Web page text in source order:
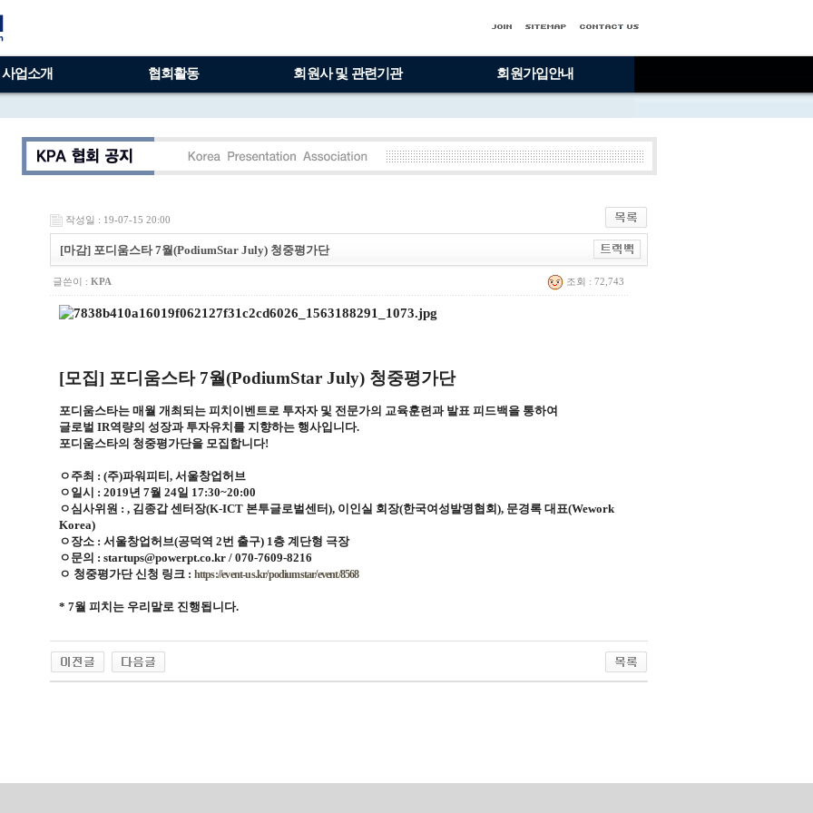
사업소개 협회활동 회원사 및 관련기관 회원가입안내
작성일 : 19-07-15 20:00
[마감] 포디움스타 7월(PodiumStar July) 청중평가단
글쓴이 : KPA 조회 : 72,743
[모집] 포디움스타 7월(PodiumStar July) 청중평가단
포디움스타는 매월 개최되는 피치이벤트로 투자자 및 전문가의 교육훈련과 발표 피드백을 통하여
글로벌 IR역량의 성장과 투자유치를 지향하는 행사입니다.
포디움스타의 청중평가단을 모집합니다!
ㅇ주최 : (주)파워피티, 서울창업허브
ㅇ일시 : 2019년 7월 24일 17:30~20:00
ㅇ심사위원 : , 김종갑 센터장(K-ICT 본투글로벌센터), 이인실 회장(한국여성발명협회), 문경록 대표(Wework
Korea)
ㅇ장소 : 서울창업허브(공덕역 2번 출구) 1층 계단형 극장
ㅇ문의 : startups@powerpt.co.kr / 070-7609-8216
ㅇ 청중평가단 신청 링크 : https://event-us.kr/podiumstar/event/8568
* 7월 피치는 우리말로 진행됩니다.